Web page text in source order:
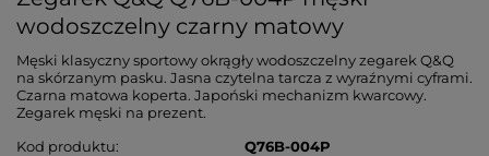
wodoszczelny czarny matowy
Męski klasyczny sportowy okrągły wodoszczelny zegarek Q&Q
na skórzanym pasku. Jasna czytelna tarcza z wyraźnymi cyframi.
Czarna matowa koperta. Japoński mechanizm kwarcowy.
Zegarek męski na prezent.
Kod produktu
Q76B-004P